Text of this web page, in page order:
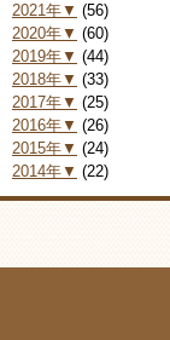
2021年▼ (56)
2020年▼ (60)
2019年▼ (44)
2018年▼ (33)
2017年▼ (25)
2016年▼ (26)
2015年▼ (24)
2014年▼ (22)